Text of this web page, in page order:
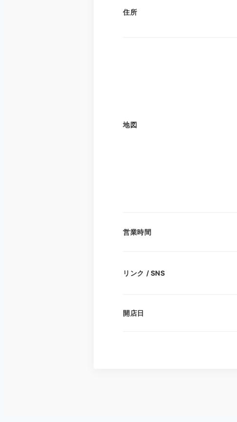
住所
地図
営業時間
リンク / SNS
開店日